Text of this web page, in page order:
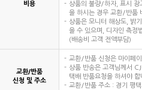
비용
상품의 불량/하자, 표시 광
을 하시는 경우 교환/반품
상품은 모니터 해상도, 밝
을 수 있으며, 디자인 측정
(배송비 고객 전액부담)
교환/반품
신청 및 주소
교환/반품 신청은 마이페
상품 반송은 고객님께서
택배 반품요청을 하셔야 합
교환/반품 주소 : 경기 평